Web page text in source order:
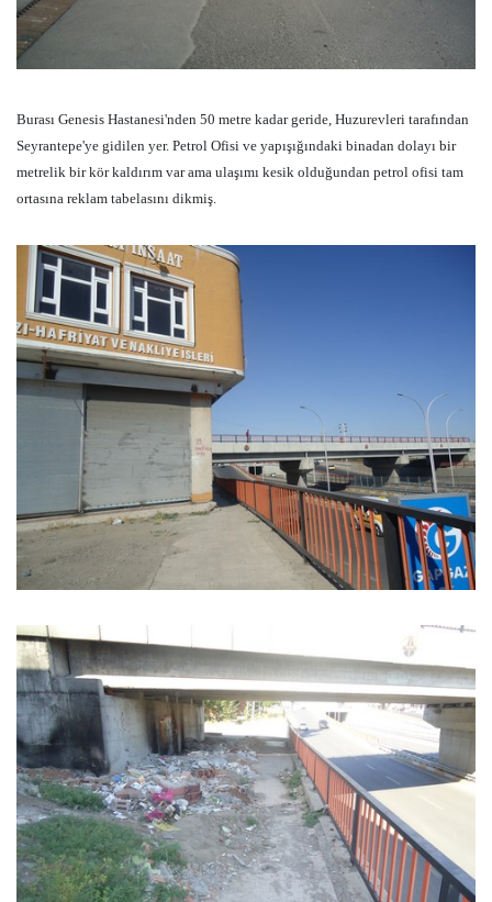
Burası Genesis Hastanesi'nden 50 metre kadar geride, Huzurevleri tarafından
Seyrantepe'ye gidilen yer. Petrol Ofisi ve yapışığındaki binadan dolayı bir
metrelik bir kör kaldırım var ama ulaşımı kesik olduğundan petrol ofisi tam
ortasına reklam tabelasını dikmiş.